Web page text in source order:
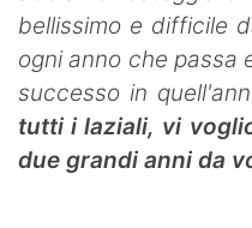
bellissimo e difficile
ogni anno che
successo in
tutti i laziali, vi
due grandi anni da